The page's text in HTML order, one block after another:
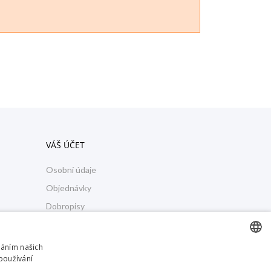
VÁŠ ÚČET
Osobní údaje
Objednávky
Dobropisy
našich